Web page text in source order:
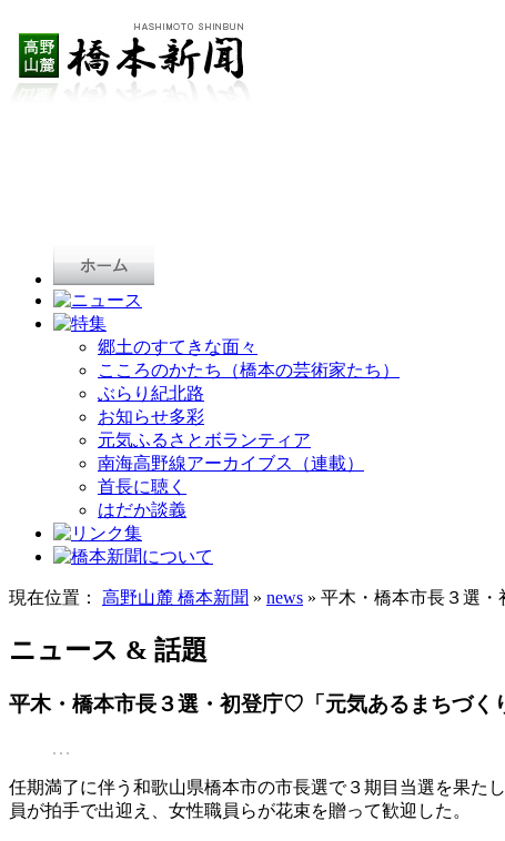
郷土のすてきな面々
こころのかたち（橋本の芸術家たち）
ぶらり紀北路
お知らせ多彩
元気ふるさとボランティア
南海高野線アーカイブス（連載）
首長に聴く
はだか談義
現在位置： 高野山麓 橋本新聞 » news » 平木・橋本市長３選
ニュース & 話題
平木・橋本市長３選・初登庁♡「元気あるまちづく
任期満了に伴う和歌山県橋本市の市長選で３期目当選を果た
員が拍手で出迎え、女性職員らが花束を贈って歓迎した。